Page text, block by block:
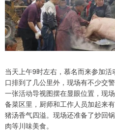
当天上午9时左右，慕名而来参加
口排到了几公里外，现场有不少交
一张活动导视图摆在显眼位置，现
备菜区里，厨师和工作人员加起来
猪汤香气四溢。现场还准备了炒回
肉等川味美食。